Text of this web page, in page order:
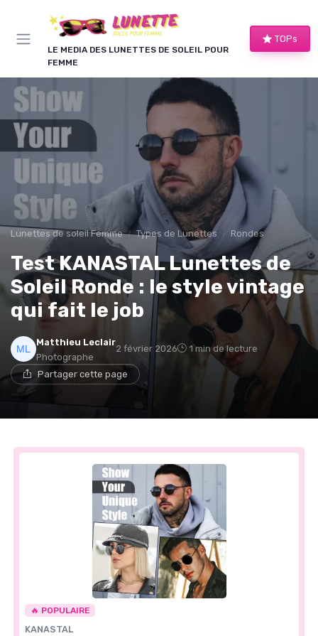
LE MEDIA DES LUNETTES DE SOLEIL POUR
FEMME
TOPs
Lunettes de soleil Femme Types de Lunettes Rondes
Test KANASTAL Lunettes de
Soleil Ronde : le style vintage
qui fait le job
Matthieu Leclair
Photographe
2 février 2026 1 min de lecture
Partager cette page
🔥 POPULAIRE
KANASTAL